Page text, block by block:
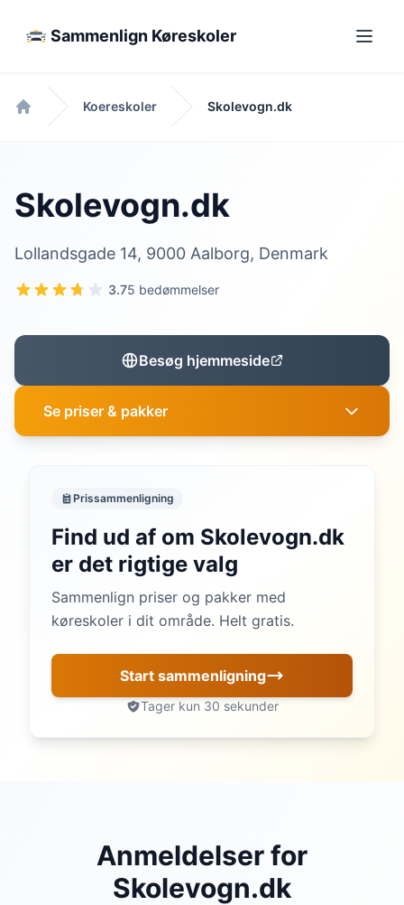
Sammenlign Køreskoler
Forside
Koereskoler Skolevogn.dk
Skolevogn.dk
Lollandsgade 14, 9000 Aalborg, Denmark
3.75 bedømmelser
Besøg hjemmeside
Se priser & pakker
Prissammenligning
Find ud af om Skolevogn.dk
er det rigtige valg
Sammenlign priser og pakker med
køreskoler i dit område. Helt gratis.
Start sammenligning
Tager kun 30 sekunder
Anmeldelser for
Skolevogn.dk